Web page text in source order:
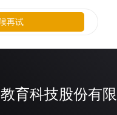
育科技股份有
再试